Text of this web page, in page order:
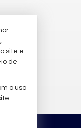
site e
de
o uso